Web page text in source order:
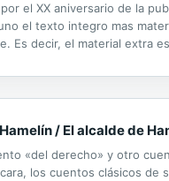
el XX aniversario de la
el texto integro mas
Es decir, el material extra
/ El alcalde de
«del derecho» y otro
los cuentos clásicos de